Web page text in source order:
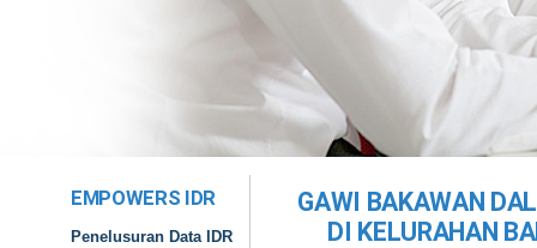
EMPOWERS IDR
Penelusuran Data IDR
GAWI BAKAWAN
DI KELURAHAN